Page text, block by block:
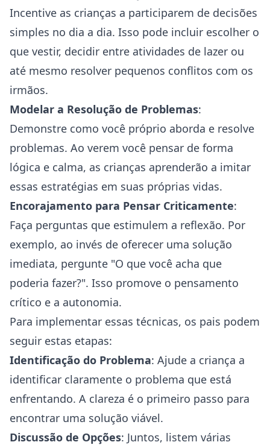
Incentive as crianças a participarem de decisões
simples no dia a dia. Isso pode incluir escolher o
que vestir, decidir entre atividades de lazer ou
até mesmo resolver pequenos conflitos com os
irmãos.
Modelar a Resolução de Problemas:
Demonstre como você próprio aborda e resolve
problemas. Ao verem você pensar de forma
lógica e calma, as crianças aprenderão a imitar
essas estratégias em suas próprias vidas.
Encorajamento para Pensar Criticamente:
Faça perguntas que estimulem a reflexão. Por
exemplo, ao invés de oferecer uma solução
imediata, pergunte "O que você acha que
poderia fazer?". Isso promove o pensamento
crítico e a autonomia.
Para implementar essas técnicas, os pais podem
seguir estas etapas:
Identificação do Problema: Ajude a criança a
identificar claramente o problema que está
enfrentando. A clareza é o primeiro passo para
encontrar uma solução viável.
Discussão de Opções: Juntos, listem várias